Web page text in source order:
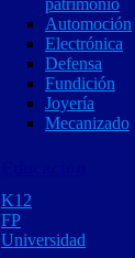
Automoción
Electrónica
Defensa
Fundición
Joyería
Mecanizado
K12
FP
Universidad